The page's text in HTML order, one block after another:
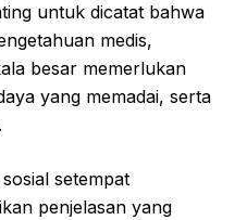
untuk dicatat bahwa
medis,
besar memerlukan
yang memadai, serta
setempat
penjelasan yang